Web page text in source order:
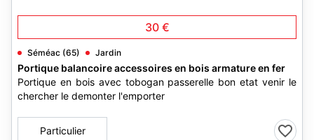
30 €
Séméac (65) Jardin
Portique balancoire accessoires en bois armature en fer
Portique en bois avec tobogan passerelle bon etat venir le
chercher le demonter l'emporter
Particulier